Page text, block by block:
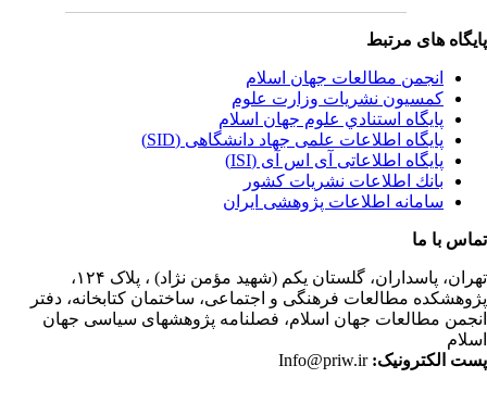
های مرتبط
انجمن مطالعات جهان اسلام
کمسیون نشریات وزارت علوم
پايگاه استنادي علوم جهان اسلام
پایگاه اطلاعات علمی جهاد دانشگاهی (SID)
پایگاه اطلاعاتی آی اس آی (ISI)
بانك اطلاعات نشريات كشور
سامانه اطلاعات پژوهشی ایران
با ما
پاسداران، گلستان یکم (شهید مؤمن نژاد) ، پلاک ۱۲۴،
مطالعات فرهنگی و اجتماعی، ساختمان کتابخانه، دفتر
مطالعات جهان اسلام، فصلنامه پژوهشهای سیاسی جهان
الکترونیک:Info@priw.ir